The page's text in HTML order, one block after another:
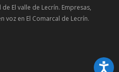
El valle de Lecrín. Empresas,
voz en El Comarcal de Lecrín.